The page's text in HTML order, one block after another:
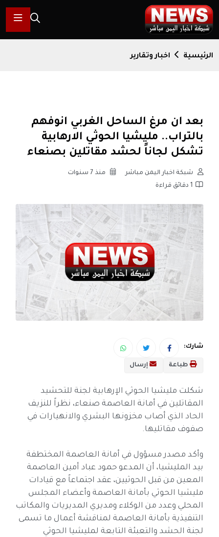
الرئيسية اخبار وتقارير
بعد ان مرغ الساحل الغربي انوفهم
بالتراب.. مليشيا الحوثي الارهابية
تشكل لجاناً لحشد مقاتلين بصنعاء
شبكة اخبار اليمن مباشر
منذ 7 سنوات
1 دقائق قراءة
شارك:
طباعة إرسال
شكلت مليشيا الحوثي الإرهابية لجنة للتحشيد
المقاتلين في أمانة العاصمة صنعاء، نظراً للنزيف
الحاد الذي أصاب مخزونها البشري والانهيارات في
صفوف مقاتليها.
وأكد مصدر مسؤول في أمانة العاصمة المختطفة
بيد المليشيا، أن المدعو حمود عباد أمين العاصمة
المعين من قبل الحوثيين، عقد اجتماعاً مع قيادات
مليشيا الحوثي بأمانة العاصمة وأعضاء المجلس
المحلي وعدد من الوكلاء ومديري المديريات والمكاتب
التنفيذية بأمانة العاصمة لمناقشة أعمال ما تسمى
لجنة الحشد والتعبئة التابعة لمليشيا الحوثي